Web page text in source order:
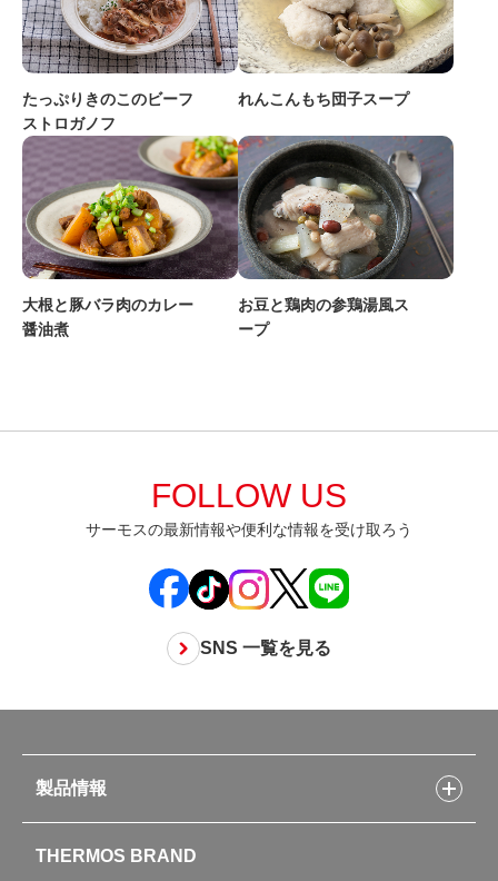
たっぷりきのこのビーフ
ストロガノフ
れんこんもち団子スープ
大根と豚バラ肉のカレー
醤油煮
お豆と鶏肉の参鶏湯風ス
ープ
FOLLOW US
サーモスの最新情報や便利な情報を受け取ろう
SNS 一覧を見る
製品情報
水筒
THERMOS BRAND